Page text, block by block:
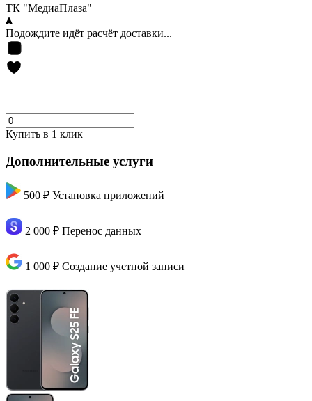
ТК "МедиаПлаза"
Подождите идёт расчёт доставки...
Купить в 1 клик
Дополнительные услуги
500 ₽ Установка приложений
2 000 ₽ Перенос данных
1 000 ₽ Создание учетной записи